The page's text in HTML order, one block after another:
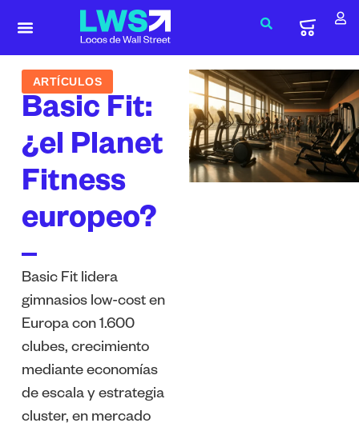
ARTÍCULOS
Basic Fit:
¿el Planet
Fitness
europeo?
Basic Fit lidera
gimnasios low-cost en
Europa con 1.600
clubes, crecimiento
mediante economías
de escala y estrategia
cluster, en mercado